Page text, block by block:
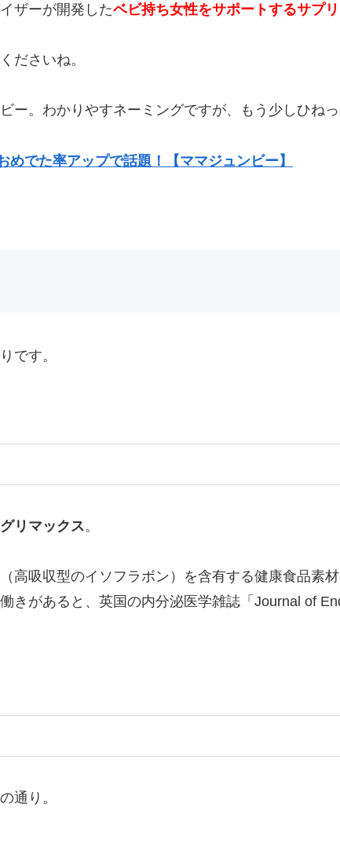
ザーが開発したベビ持ち女性をサポートするサプリ
ださいね。
ー。わかりやすネーミングですが、もう少しひね
めでた率アップで話題！【ママジュンビー】
です。
リマックス。
高吸収型のイソフラボン）を含有する健康食品素
きがあると、英国の内分泌医学雑誌「Journal of
通り。